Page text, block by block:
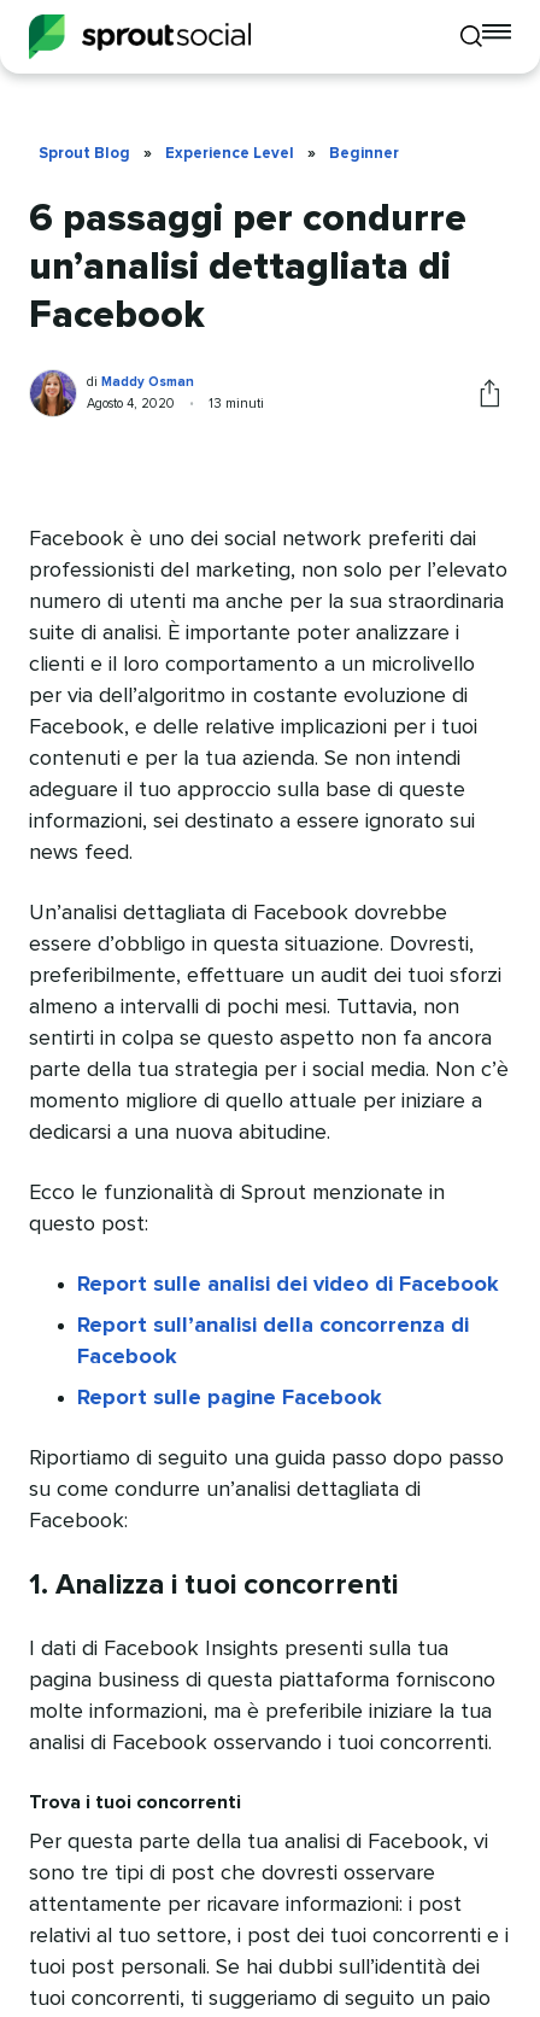
Toggle
mobile
Sprout Blog » Experience Level » Beginner
6 passaggi per condurre
un’analisi dettagliata di
Facebook
Maddy
Osman
Scritto
da
di Maddy Osman
Pubblicato
Agosto 4, 2020 •
Tempo
13 minuti
Facebook è uno dei social network preferiti dai
professionisti del marketing, non solo per l’elevato
numero di utenti ma anche per la sua straordinaria
suite di analisi. È importante poter analizzare i
clienti e il loro comportamento a un microlivello
per via dell’algoritmo in costante evoluzione di
Facebook, e delle relative implicazioni per i tuoi
contenuti e per la tua azienda. Se non intendi
adeguare il tuo approccio sulla base di queste
informazioni, sei destinato a essere ignorato sui
news feed.
Un’analisi dettagliata di Facebook dovrebbe
essere d’obbligo in questa situazione. Dovresti,
preferibilmente, effettuare un audit dei tuoi sforzi
almeno a intervalli di pochi mesi. Tuttavia, non
sentirti in colpa se questo aspetto non fa ancora
parte della tua strategia per i social media. Non c’è
momento migliore di quello attuale per iniziare a
dedicarsi a una nuova abitudine.
Ecco le funzionalità di Sprout menzionate in
questo post:
Report sulle analisi dei video di Facebook
Report sull’analisi della concorrenza di
Facebook
Report sulle pagine Facebook
Riportiamo di seguito una guida passo dopo passo
su come condurre un’analisi dettagliata di
Facebook:
1. Analizza i tuoi concorrenti
I dati di Facebook Insights presenti sulla tua
pagina business di questa piattaforma forniscono
molte informazioni, ma è preferibile iniziare la tua
analisi di Facebook osservando i tuoi concorrenti.
Trova i tuoi concorrenti
Per questa parte della tua analisi di Facebook, vi
sono tre tipi di post che dovresti osservare
attentamente per ricavare informazioni: i post
relativi al tuo settore, i post dei tuoi concorrenti e i
tuoi post personali. Se hai dubbi sull’identità dei
tuoi concorrenti, ti suggeriamo di seguito un paio